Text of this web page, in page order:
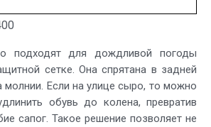
подходят для дождливой погоды
сетке. Она спрятана в задней
молнии. Если на улице сыро, то можно
обувь до колена, превратив
сапог. Такое решение позволяет не